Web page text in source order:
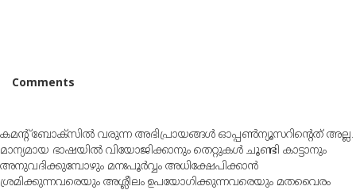
Comments
കമന്റ് ബോക്‌സില്‍ വരുന്ന അഭിപ്രായങ്ങള്‍ ഓപ്പൺന്യൂസറിന്റെത് അല്ല.
മാന്യമായ ഭാഷയില്‍ വിയോജിക്കാനും തെറ്റുകള്‍ ചൂണ്ടി കാട്ടാനും
അനുവദിക്കുമ്പോഴും മനഃപൂര്‍വ്വം അധിക്ഷേപിക്കാന്‍
ശ്രമിക്കുന്നവരെയും അശ്ലീലം ഉപയോഗിക്കുന്നവരെയും മതവൈരം